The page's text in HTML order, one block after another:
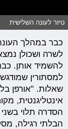
טיזר לעונה השלישית
כבר במהלך העונה
לשרה ושכולן
להשמיד אותן.
למסתורין
שאלות. "אורפן
אינטליגנטית,
הסדרה תלוי
הבלתי רגילה,